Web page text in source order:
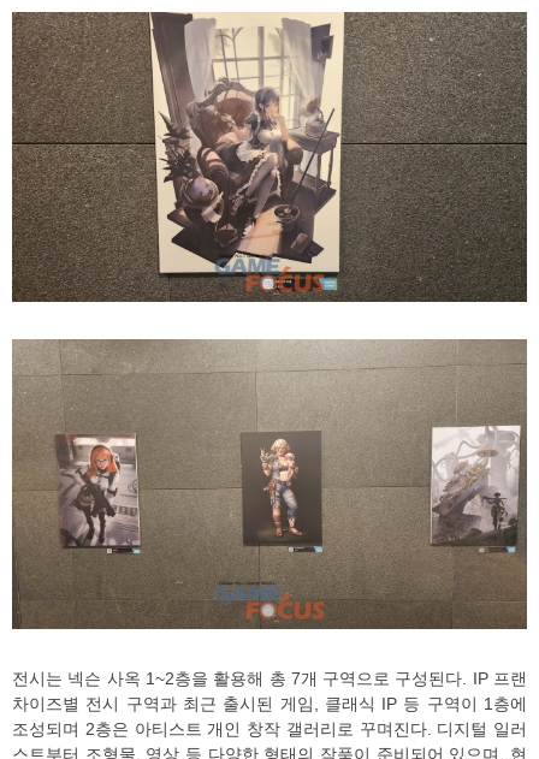
전시는 넥슨 사옥 1~2층을 활용해 총 7개 구역으로 구성된다. IP 프랜
차이즈별 전시 구역과 최근 출시된 게임, 클래식 IP 등 구역이 1층에
조성되며 2층은 아티스트 개인 창작 갤러리로 꾸며진다. 디지털 일러
스트부터 조형물, 영상 등 다양한 형태의 작품이 준비되어 있으며, 현